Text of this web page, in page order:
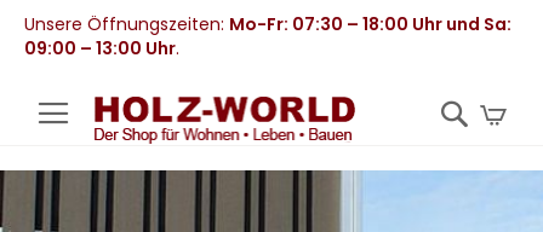
Unsere Öffnungszeiten: Mo-Fr: 07:30 – 18:00 Uhr und Sa:
09:00 – 13:00 Uhr.